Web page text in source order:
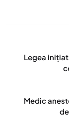
Legea
Medic